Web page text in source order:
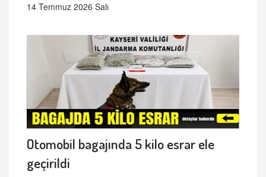
14 Temmuz 2026 Salı
Otomobil bagajında 5 kilo esrar ele
geçirildi